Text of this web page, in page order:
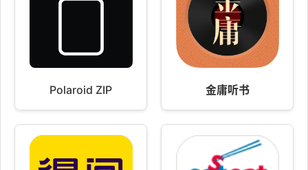
Polaroid ZIP 金庸听书